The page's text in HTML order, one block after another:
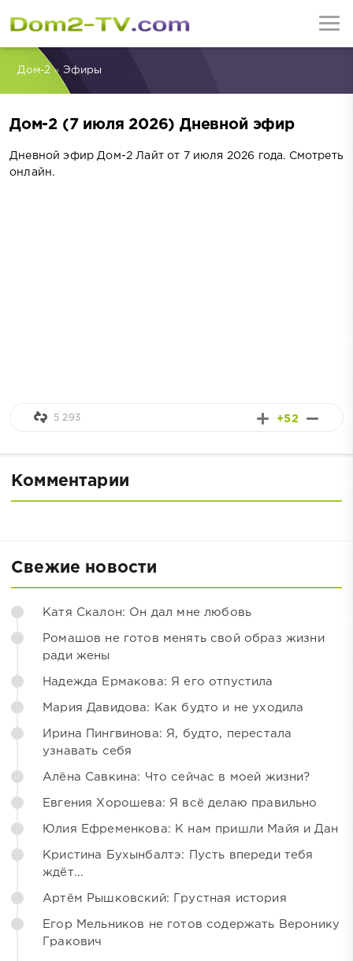
Дом-2» Эфиры
Дом-2 (7 июля 2026) Дневной эфир
Дневной эфир Дом-2 Лайт от 7 июля 2026 года. Смотреть
онлайн.
+52
5 293
Комментарии
Свежие новости
Катя Скалон: Он дал мне любовь
Ромашов не готов менять свой образ жизни
ради жены
Надежда Ермакова: Я его отпустила
Мария Давидова: Как будто и не уходила
Ирина Пингвинова: Я, будто, перестала
узнавать себя
Алёна Савкина: Что сейчас в моей жизни?
Евгения Хорошева: Я всё делаю правильно
Юлия Ефременкова: К нам пришли Майя и Дан
Кристина Бухынбалтэ: Пусть впереди тебя
ждёт...
Артём Рышковский: Грустная история
Егор Мельников не готов содержать Веронику
Гракович